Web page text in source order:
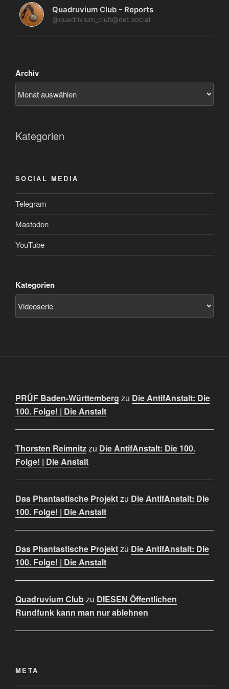
Quadruvium Club - Reports
@quadrivium_club@det.social
Archiv
Kategorien
SOCIAL MEDIA
Telegram
Mastodon
YouTube
Kategorien
PRÜF Baden-Württemberg zu Die AntifAnstalt: Die
100. Folge! | Die Anstalt
Thorsten Reimnitzzu Die AntifAnstalt: Die 100.
Folge! | Die Anstalt
Das Phantastische Projektzu Die AntifAnstalt: Die
100. Folge! | Die Anstalt
Das Phantastische Projektzu Die AntifAnstalt: Die
100. Folge! | Die Anstalt
Quadruvium Clubzu DIESEN Öffentlichen
Rundfunk kann man nur ablehnen
META